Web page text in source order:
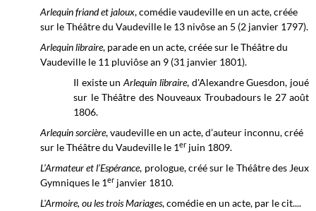
Arlequin friand et jaloux, comédie vaudeville en un acte, créée
sur le Théâtre du Vaudeville le 13 nivôse an 5 (2 janvier 1797).
Arlequin libraire, parade en un acte, créée sur leThéâtre du
Vaudeville le 11 pluviôse an 9 (31 janvier 1801).
Il existe unArlequin libraire, d'Alexandre Guesdon, joué
sur le Théâtre des Nouveaux Troubadours le 27 août
1806.
Arlequin sorcière, vaudeville en un acte, d’auteur inconnu, créé
sur le Théâtre du Vaudeville le 1er juin 1809.
L’Armateur et l’Espérance, prologue, créé sur le Théâtre des Jeux
Gymniques le 1er janvier 1810.
L'Armoire, ou les trois Mariages, comédie en un acte, par le cit....